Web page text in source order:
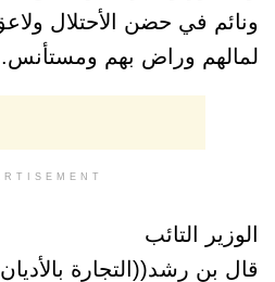
ونائم في حضن الأحتلال
لمالهم وراض بهم ومستأنس.
الوزير التائب
قال بن رشد((التجارة